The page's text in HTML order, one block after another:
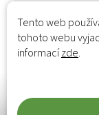
Tento web
tohoto webu
informacízde.